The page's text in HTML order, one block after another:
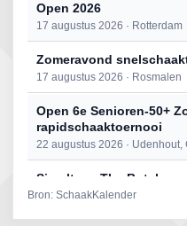
Open 2026
17 augustus 2026 · Rotterdam
Zomeravond
17 augustus 2026 · Rosmalen
Open 6e Senioren-50+
rapidschaaktoernooi
22 augustus 2026 · Udenhout,
Simultaan The Butcher
22 augustus 2026 · Utrecht
Bron: SchaakKalender